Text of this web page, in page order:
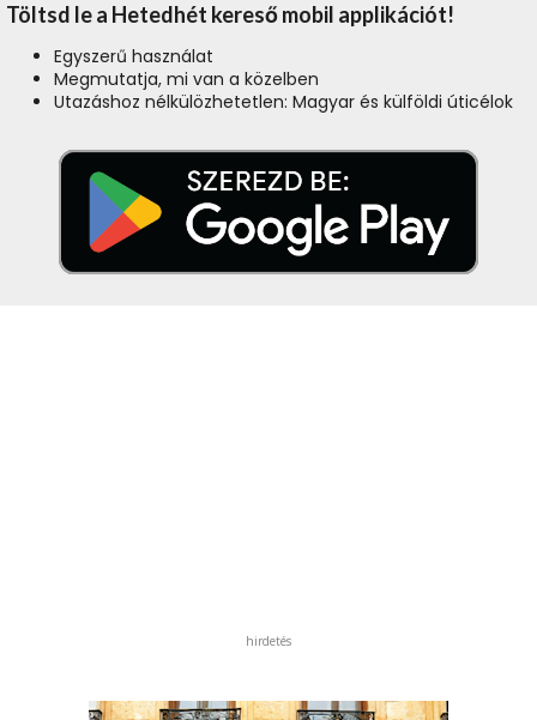
Töltsd le a Hetedhét kereső mobil applikációt!
Egyszerű használat
Megmutatja, mi van a közelben
Utazáshoz nélkülözhetetlen: Magyar és külföldi úticélok
hirdetés